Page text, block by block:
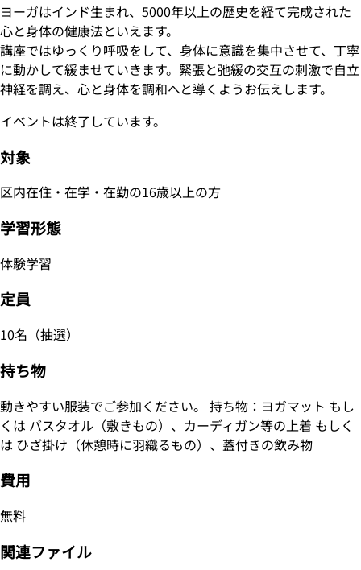
ヨーガはインド生まれ、5000年以上の歴史を経て完成された
心と身体の健康法といえます。
講座ではゆっくり呼吸をして、身体に意識を集中させて、丁寧
に動かして緩ませていきます。緊張と弛緩の交互の刺激で自立
神経を調え、心と身体を調和へと導くようお伝えします。
イベントは終了しています。
対象
区内在住・在学・在勤の16歳以上の方
学習形態
体験学習
定員
10名（抽選）
持ち物
動きやすい服装でご参加ください。 持ち物：ヨガマット もし
くは バスタオル（敷きもの）、カーディガン等の上着 もしく
は ひざ掛け（休憩時に羽織るもの）、蓋付きの飲み物
費用
無料
関連ファイル